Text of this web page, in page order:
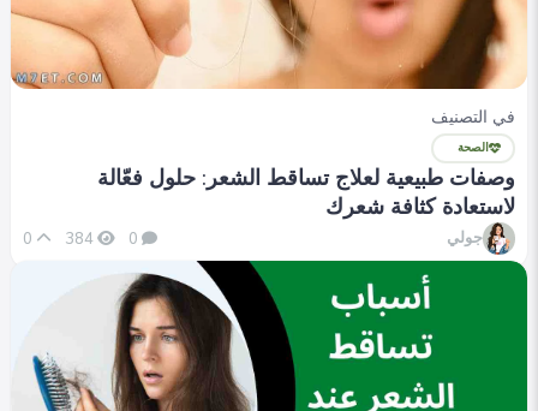
في التصنيف
الصحة
وصفات طبيعية لعلاج تساقط الشعر: حلول فعّالة
لاستعادة كثافة شعرك
جولي 0
384